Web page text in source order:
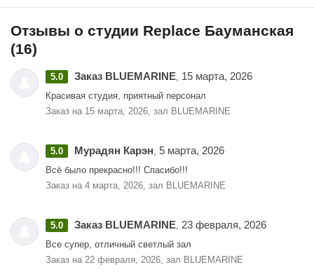
Отзывы о студии Replace Бауманская
(16)
5.0 Заказ BLUEMARINE, 15 марта, 2026
Красивая студия, приятный персонал
Заказ на 15 марта, 2026, зал BLUEMARINE
5.0 Мурадян Карэн, 5 марта, 2026
Всё было прекрасно!!! Спасибо!!!
Заказ на 4 марта, 2026, зал BLUEMARINE
5.0 Заказ BLUEMARINE, 23 февраля, 2026
Все супер, отличный светлый зал
Заказ на 22 февраля, 2026, зал BLUEMARINE